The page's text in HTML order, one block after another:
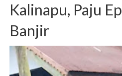
Kalinapu, Paju
Banjir